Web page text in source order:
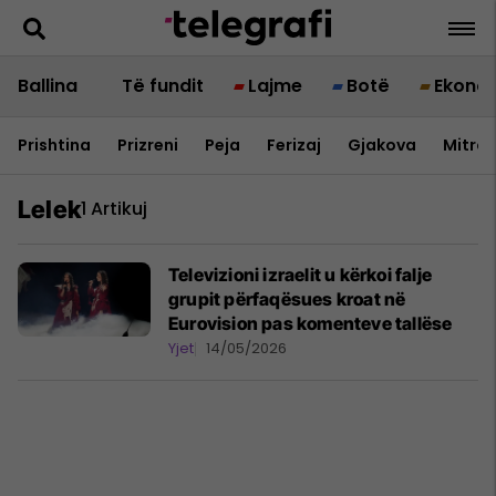
Ballina Të fundit Lajme Botë
Prishtina Prizreni Peja Ferizaj Gjakova
Lelek1 Artikuj
Televizioni izraelit u kërkoi falje
grupit përfaqësues kroat në
Eurovision pas komenteve tallëse
Yjet 14/05/2026